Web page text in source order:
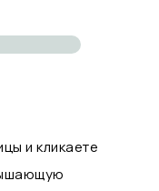
и кликаете